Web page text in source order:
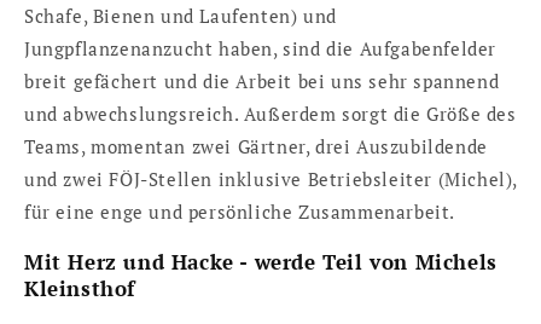
Schafe, Bienen und Laufenten) und
Jungpflanzenanzucht haben, sind die Aufgabenfelder
breit gefächert und die Arbeit bei uns sehr spannend
und abwechslungsreich. Außerdem sorgt die Größe des
Teams, momentan zwei Gärtner, drei Auszubildende
und zwei FÖJ-Stellen inklusive Betriebsleiter (Michel),
für eine enge und persönliche Zusammenarbeit.
Mit Herz und Hacke - werde Teil von Michels
Kleinsthof